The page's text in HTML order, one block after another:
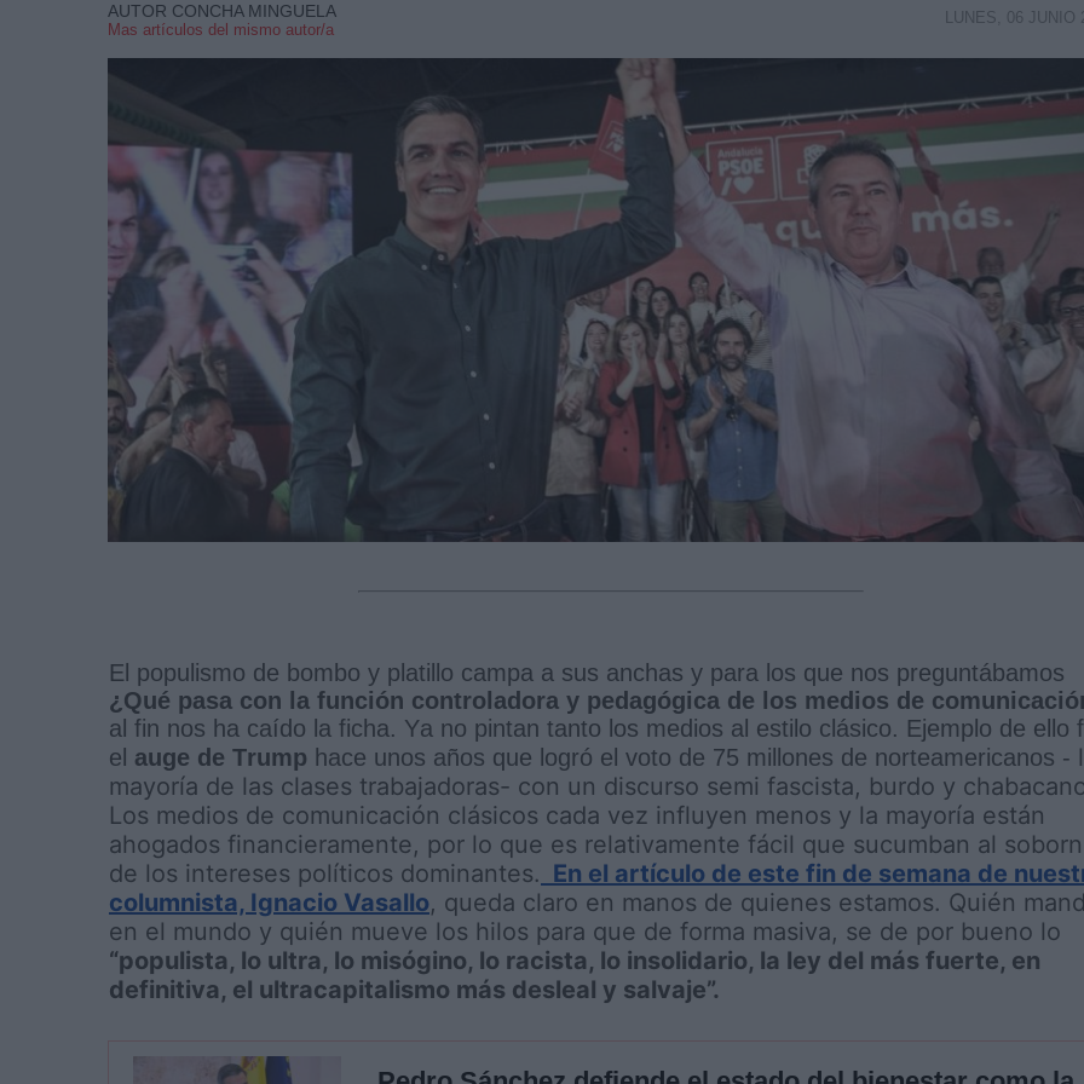
AUTOR CONCHA MINGUELA
Mas artículos del mismo autor/a
LUNES, 06 JUNIO
El populismo de bombo y platillo campa a sus anchas y para los que nos preguntábamos
¿Qué pasa con la función controladora y pedagógica de los medios de
al fin nos ha caído la ficha. Ya no pintan tanto los medios al estilo clásico. Ejemplo de ello
el auge de Trump hace unos años que logró el voto de 75 millones de norteamericanos -
mayoría de las clases trabajadoras- con un discurso semi fascista, burdo y
Los medios de comunicación clásicos cada vez influyen menos y la mayoría están
ahogados financieramente, por lo que es relativamente fácil que sucumban al
de los intereses políticos dominantes. En el artículo de este fin de semana de
columnista, Ignacio Vasallo, queda claro en manos de quienes estamos. Quién
en el mundo y quién mueve los hilos para que de forma masiva, se de por bueno lo
“populista, lo ultra, lo misógino, lo racista, lo insolidario, la ley del más fuerte, en
definitiva, el ultracapitalismo más desleal y salvaje”.